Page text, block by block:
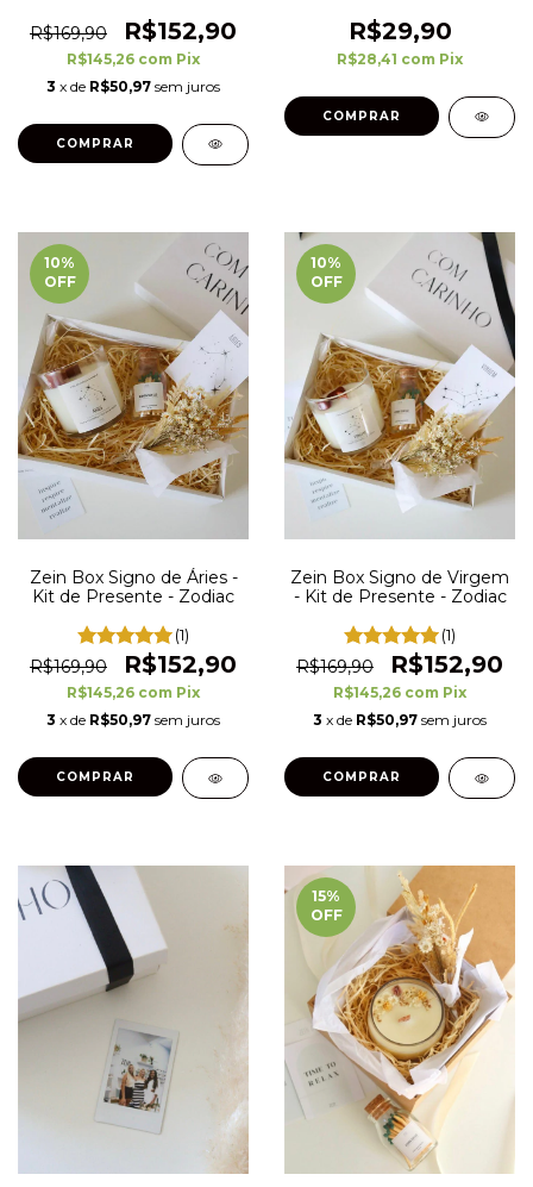
R$169,90
R$152,90
R$145,26 com Pix
3 x de R$50,97 sem juros
R$29,90
R$28,41 com Pix
10%
OFF
Zein Box Signo de Áries -
Kit de Presente - Zodiac
(1)
R$169,90 R$152,90
R$145,26 com Pix
3 x de R$50,97 sem juros
10%
OFF
Zein Box Signo de Virgem
- Kit de Presente - Zodiac
(1)
R$169,90 R$152,90
R$145,26 com Pix
3 x de R$50,97 sem juros
15%
OFF